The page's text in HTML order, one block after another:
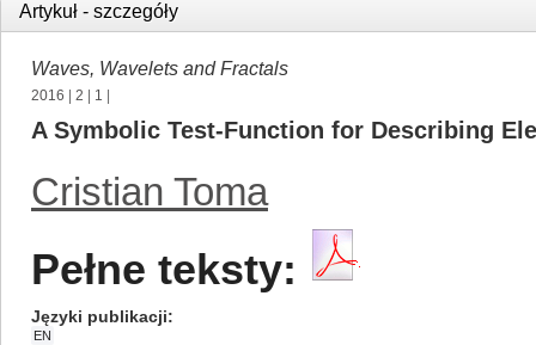
Artykuł - szczegóły
Waves, Wavelets and Fractals
2016 2 1
A Symbolic Test-Function for Describing
Cristian Toma
Pełne teksty:
Języki publikacji
EN